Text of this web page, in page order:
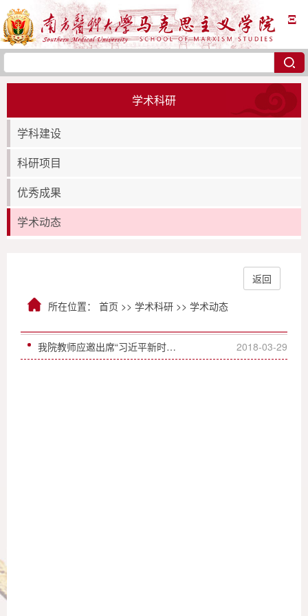
Ξ
学术科研
学科建设
科研项目
优秀成果
学术动态
所在位置： 首页 >> 学术科研 >> 学术动态
返回
我院教师应邀出席“习近平新时代中国特色社会主义思想研究”全国学术研讨会暨全国高校马克思主义理论学科研究会第34次学科论坛 2018-03-29